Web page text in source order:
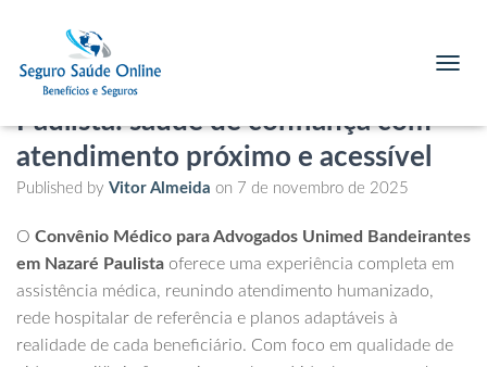
V
I
I
Convênio Médico para Advogados
Unimed Bandeirantes em Nazaré
Paulista: saúde de confiança com
atendimento próximo e acessível
Published by Vitor Almeida on 7 de novembro de 2025
O Convênio Médico para Advogados Unimed Bandeirantes
em Nazaré Paulista oferece uma experiência completa em
assistência médica, reunindo atendimento humanizado,
rede hospitalar de referência e planos adaptáveis à
realidade de cada beneficiário. Com foco em qualidade de